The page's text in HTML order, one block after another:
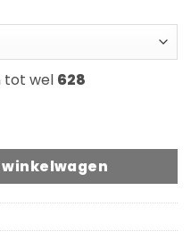
tot wel 628
Blue aantal